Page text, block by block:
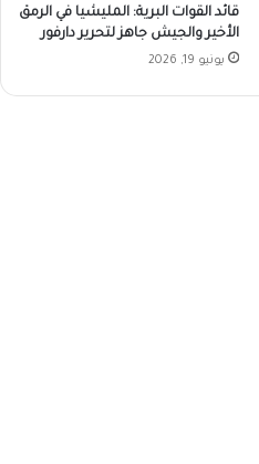
قائد القوات البرية: المليشيا في الرمق
الأخير والجيش جاهز لتحرير دارفور
يونيو 19, 2026